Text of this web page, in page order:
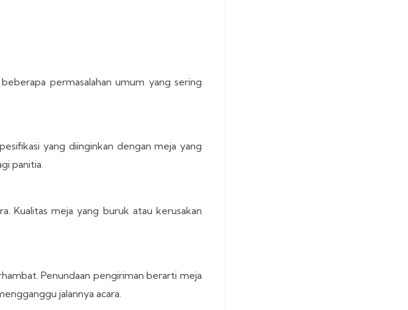
permasalahan umum yang sering
yang diinginkan dengan meja yang
panitia.
Kualitas meja yang buruk atau kerusakan
Penundaan pengiriman berarti meja
jalannya acara.